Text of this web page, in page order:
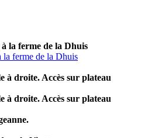
la ferme de la Dhuis
la ferme de la Dhuis
à droite. Accès sur plateau
à droite. Accès sur plateau